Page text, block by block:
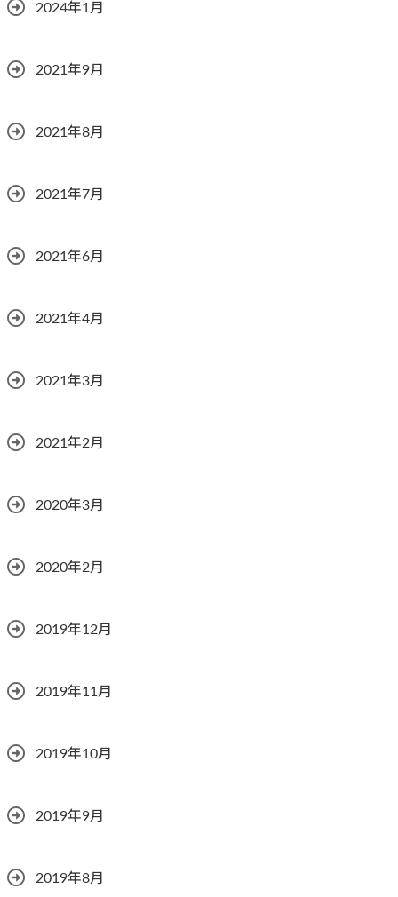
2024年1月
2021年9月
2021年8月
2021年7月
2021年6月
2021年4月
2021年3月
2021年2月
2020年3月
2020年2月
2019年12月
2019年11月
2019年10月
2019年9月
2019年8月